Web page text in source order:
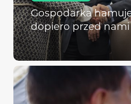
Gospodarka
dopiero przed nami